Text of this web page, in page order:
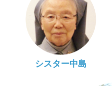
シスター中島